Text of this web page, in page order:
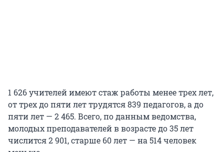
1 626 учителей имеют стаж работы менее трех лет,
от трех до пяти лет трудятся 839 педагогов, а до
пяти лет — 2 465. Всего, по данным ведомства,
молодых преподавателей в возрасте до 35 лет
числится 2 901, старше 60 лет — на 514 человек